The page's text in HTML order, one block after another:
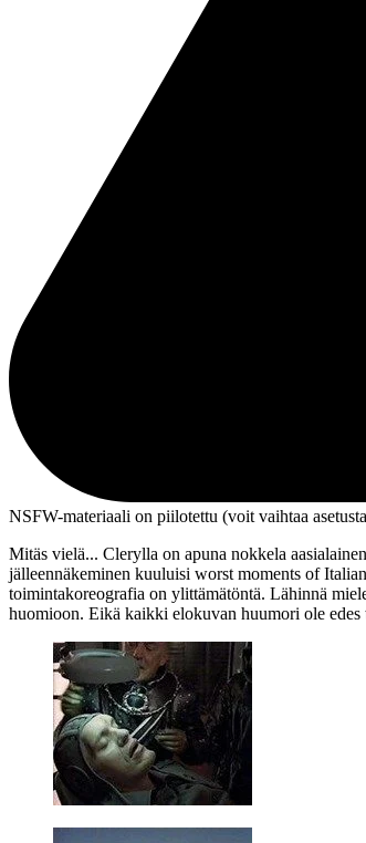
NSFW-materiaali on piilotettu (voit vaihtaa
Mitäs vielä... Clerylla on apuna nokkela
jälleennäkeminen kuuluisi worst moments of
toimintakoreografia on ylittämätöntä. Lähinnä
huomioon. Eikä kaikki elokuvan huumori ole edes